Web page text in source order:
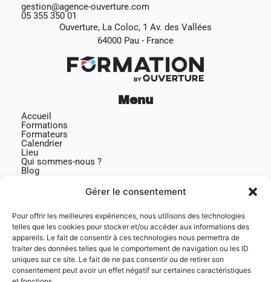
Gérer le consentement
Pour offrir les meilleures expériences, nous utilisons des technologies
telles que les cookies pour stocker et/ou accéder aux informations des
appareils. Le fait de consentir à ces technologies nous permettra de
traiter des données telles que le comportement de navigation ou les ID
uniques sur ce site. Le fait de ne pas consentir ou de retirer son
consentement peut avoir un effet négatif sur certaines caractéristiques
gestion@agence-ouverture.com
05 355 350 01
Ouverture, La Coloc, 1 Av. des Vallées
64000 Pau - France
Menu
Accueil
Formations
Formateurs
Calendrier
Lieu
Qui sommes-nous ?
Blog
Suivez-nous
Facebook